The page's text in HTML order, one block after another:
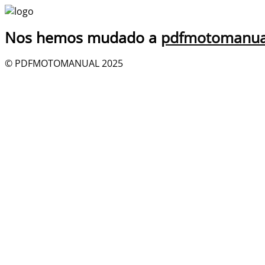
Nos hemos mudado a
© PDFMOTOMANUAL 2025